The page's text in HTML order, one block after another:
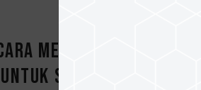
Memilih SSD PCIe 4.0
Saya?